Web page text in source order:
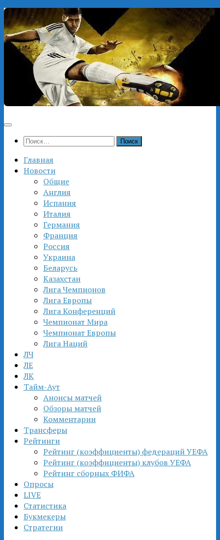
Перейти
к
содержимому
Найти:
Главная
Новости
Общие
Англия
Испания
Италия
Германия
Франция
Россия
Украина
Беларусь
Казахстан
Лига Чемпионов
Лига Европы
Лига Конференций
Чемпионат Мира
Чемпионат Европы
Лига Наций
ЛЧ
ЛЕ
ЛК
Тайм-Аут
Анонсы матчей
Обзоры матчей
Комментарии
Трансферы
Рейтинги
Рейтинг (коэффициенты) федераций УЕФА
Рейтинг (коэффициенты) клубов УЕФА
Рейтинг сборных ФИФА
Опросы
LIVE
Статистика
Букмекеры
Стратегии